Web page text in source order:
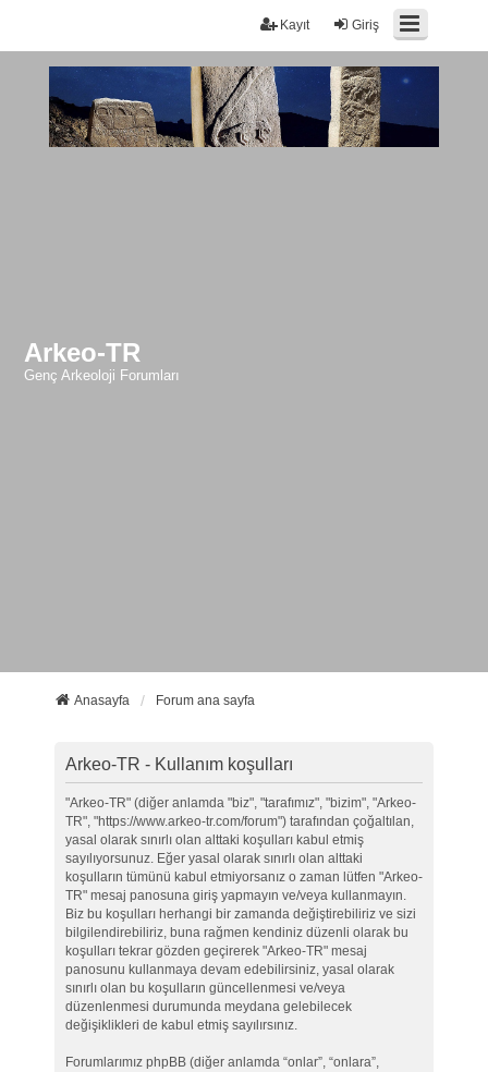
Giriş
Kayıt
Arkeo-TR
Genç Arkeoloji Forumları
Anasayfa Forum ana sayfa
Arkeo-TR - Kullanım koşulları
"Arkeo-TR" (diğer anlamda "biz", "tarafımız", "bizim", "Arkeo-
TR", "https://www.arkeo-tr.com/forum") tarafından çoğaltılan,
yasal olarak sınırlı olan alttaki koşulları kabul etmiş
sayılıyorsunuz. Eğer yasal olarak sınırlı olan alttaki
koşulların tümünü kabul etmiyorsanız o zaman lütfen "Arkeo-
TR" mesaj panosuna giriş yapmayın ve/veya kullanmayın.
Biz bu koşulları herhangi bir zamanda değiştirebiliriz ve sizi
bilgilendirebiliriz, buna rağmen kendiniz düzenli olarak bu
koşulları tekrar gözden geçirerek "Arkeo-TR" mesaj
panosunu kullanmaya devam edebilirsiniz, yasal olarak
sınırlı olan bu koşulların güncellenmesi ve/veya
düzenlenmesi durumunda meydana gelebilecek
değişiklikleri de kabul etmiş sayılırsınız.
Forumlarımız phpBB (diğer anlamda “onlar”, “onlara”,